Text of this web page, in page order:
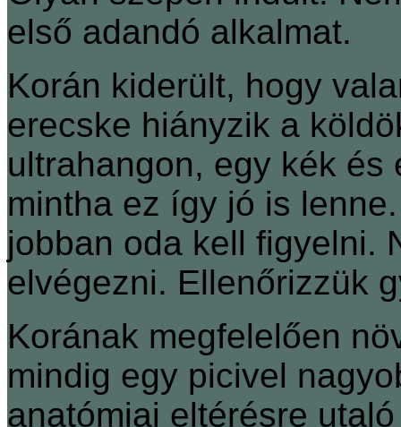
első adandó alkalmat.
Korán kiderült, hogy
erecske hiányzik a
ultrahangon, egy kék és
mintha ez így jó is
jobban oda kell figyelni.
elvégezni. Ellenőrizzük
Korának megfelelően
mindig egy picivel
anatómiai eltérésre